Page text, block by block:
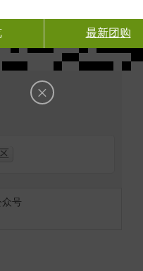
众号
×
最新团购